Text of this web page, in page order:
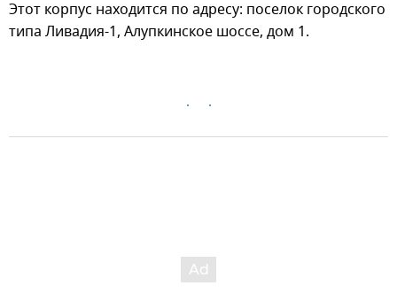
Этот корпус находится по адресу: поселок городского
типа Ливадия-1, Алупкинское шоссе, дом 1.